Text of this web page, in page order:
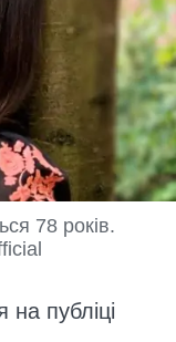
78 років.
публіці